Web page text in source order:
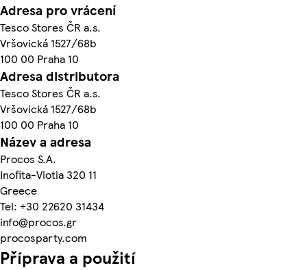
Adresa pro vrácení
Tesco Stores ČR a.s.
Vršovická 1527/68b
100 00 Praha 10
Adresa distributora
Tesco Stores ČR a.s.
Vršovická 1527/68b
100 00 Praha 10
Název a adresa
Procos S.A.
Inofita-Viotia 320 11
Greece
Tel: +30 22620 31434
info@procos.gr
procosparty.com
Příprava a použití